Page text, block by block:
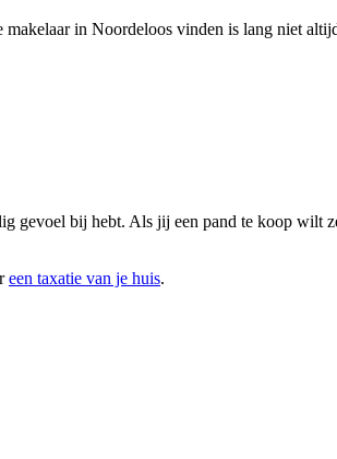
in Noordeloos vinden is lang niet
gevoel bij hebt. Als jij een pand te koop wilt
een taxatie van je huis.